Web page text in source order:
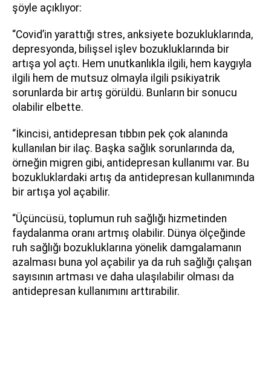
şöyle açıklıyor:
“Covid’in yarattığı stres, anksiyete bozukluklarında,
depresyonda, bilişsel işlev bozukluklarında bir
artışa yol açtı. Hem unutkanlıkla ilgili, hem kaygıyla
ilgili hem de mutsuz olmayla ilgili psikiyatrik
sorunlarda bir artış görüldü. Bunların bir sonucu
olabilir elbette.
“İkincisi, antidepresan tıbbın pek çok alanında
kullanılan bir ilaç. Başka sağlık sorunlarında da,
örneğin migren gibi, antidepresan kullanımı var. Bu
bozukluklardaki artış da antidepresan kullanımında
bir artışa yol açabilir.
“Üçüncüsü, toplumun ruh sağlığı hizmetinden
faydalanma oranı artmış olabilir. Dünya ölçeğinde
ruh sağlığı bozukluklarına yönelik damgalamanın
azalması buna yol açabilir ya da ruh sağlığı çalışan
sayısının artması ve daha ulaşılabilir olması da
antidepresan kullanımını arttırabilir.